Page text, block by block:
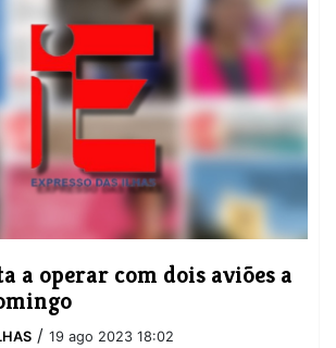
a operar com dois aviões a
/ 19 ago 2023 18:02